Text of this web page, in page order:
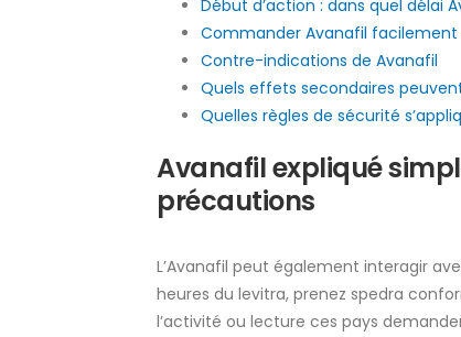
Début d’action : dans quel délai
Commander Avanafil facilement
Contre-indications de Avanafil
Quels effets secondaires
Quelles règles de sécurité
Avanafil expliqué
précautions
L’Avanafil peut également interagir
heures du levitra, prenez spedra
l’activité ou lecture ces pays